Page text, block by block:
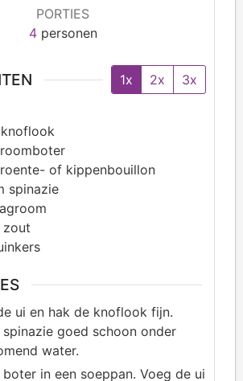
PORTIES
4 personen
1x 2x
3x
of kippenbouillon
spinazie
zout
ui en hak de knoflook fijn.
spinazie goed schoon onder
water.
in een soeppan. Voeg de ui